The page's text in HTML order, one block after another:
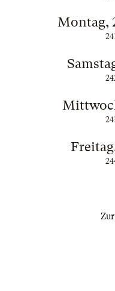
Montag,